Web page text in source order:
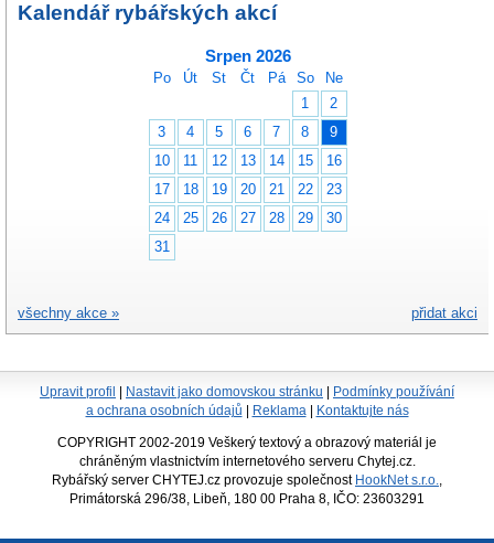
Kalendář rybářských akcí
Srpen 2026
Po Út St Čt Pá So
Ne
1
2
3
4 5 6 7 8
9
10
11 12 13 14 15
16
17
18 19 20 21 22
23
24
25 26 27 28 29
30
31
přidat akci
všechny akce »
Upravit profil Nastavit jako domovskou stránku
Podmínky používání
a ochrana osobních údajů
Reklama| Kontaktujte nás
COPYRIGHT 2002-2019 Veškerý textový a obrazový materiál je
chráněným vlastnictvím internetového serveru Chytej.cz.
Rybářský server CHYTEJ.cz provozuje společnost HookNet s.r.o.
Primátorská 296/38, Libeň, 180 00 Praha 8, IČO: 23603291